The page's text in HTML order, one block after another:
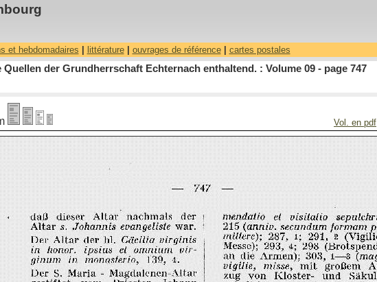
et hebdomadaires littérature| ouvrages de référence| cartes postales
der Grundherrschaft Echternach enthaltend. : Volume 09 - page 747
Vol. en pdf